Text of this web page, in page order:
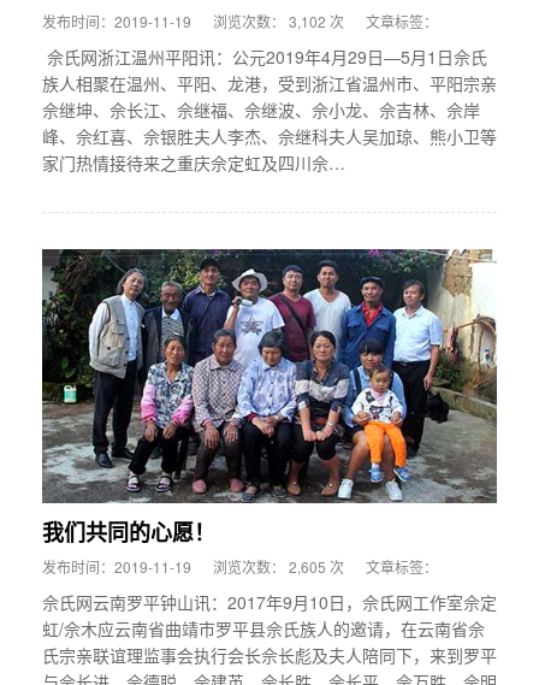
发布时间：2019-11-19 浏览次数： 3,102 次 文章标签：
佘氏网浙江温州平阳讯：公元2019年4月29日—­­5月1日佘氏
族人相聚在温州、平阳、龙港，受到浙江省温州市、平阳宗亲
佘继坤、佘长江、佘继福、佘继波、佘小龙、佘吉林、佘岸
峰、佘红喜、佘银胜夫人李杰、佘继科夫人吴加琼、熊小卫等
家门热情接待来之重庆佘定虹及四川佘…
我们共同的心愿！
发布时间：2019-11-19 浏览次数： 2,605 次 文章标签：
佘氏网云南罗平钟山讯：2017年9月10日，佘氏网工作室佘定
虹/佘木应云南省曲靖市罗平县佘氏族人的邀请，在云南省佘
氏宗亲联谊理监事会执行会长佘长彪及夫人陪同下，来到罗平